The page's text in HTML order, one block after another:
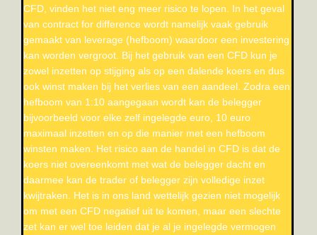
CFD, vinden het niet eng meer risico te lopen. In het geval
van contract for difference wordt namelijk vaak gebruik
gemaakt van leverage (hefboom) waardoor een investering
kan worden vergroot. Bij het gebruik van een CFD kun je
zowel inzetten op stijging als op een dalende koers en dus
ook winst maken bij het verlies van een aandeel. Zodra een
hefboom van 1:10 aangegaan wordt kan de belegger
bijvoorbeeld voor elke zelf ingelegde euro, 10 euro
maximaal inzetten en op die manier met een hefboom
winsten maken. Het risico aan de handel in CFD is dat de
koers niet overeenkomt met wat de belegger dacht en
daarmee kan de trader of belegger zijn volledige inzet
kwijtraken. Het is in ons land wettelijk gezien niet mogelijk
om met een CFD negatief uit te komen, maar een slechte
zet kan er wel toe leiden dat je al je ingelegde vermogen